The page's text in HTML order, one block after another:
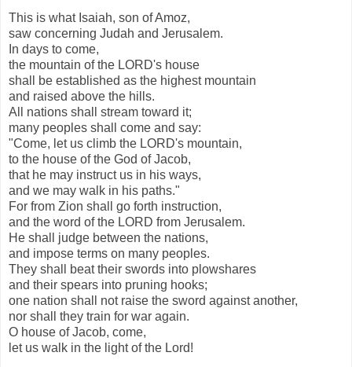
This is what Isaiah, son of Amoz,
saw concerning Judah and Jerusalem.
In days to come,
the mountain of the LORD's house
shall be established as the highest mountain
and raised above the hills.
All nations shall stream toward it;
many peoples shall come and say:
"Come, let us climb the LORD's mountain,
to the house of the God of Jacob,
that he may instruct us in his ways,
and we may walk in his paths."
For from Zion shall go forth instruction,
and the word of the LORD from Jerusalem.
He shall judge between the nations,
and impose terms on many peoples.
They shall beat their swords into plowshares
and their spears into pruning hooks;
one nation shall not raise the sword against another,
nor shall they train for war again.
O house of Jacob, come,
let us walk in the light of the Lord!